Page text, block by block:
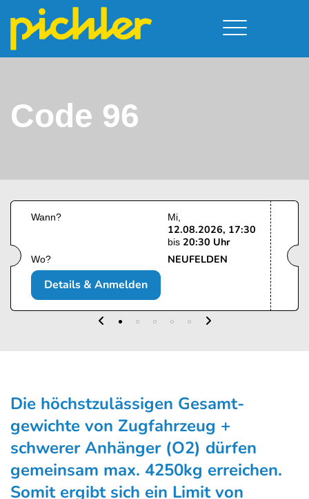
A - Scheine + Code 111
B - Scheine
Kursorte
Neufelden
Service
Kontakt
Code 96
Wann? Mi
12.08.2026, 17:30
bis 20:30 Uhr
Wo? NEUFELDEN
Details & Anmelden
Die höchstzulässigen Gesamt­
gewichte von Zugfahrzeug +
schwerer Anhänger (O2) dürfen
gemeinsam max. 4250kg erreichen.
Somit ergibt sich ein Limit von